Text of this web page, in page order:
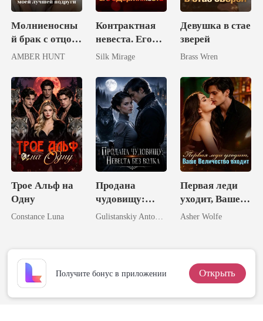
Молниеносны
й брак с отцом
моей лучшей
AMBER HUNT
Контрактная
невеста. Его
одержимость
Silk Mirage
Девушка в стае
зверей
Brass Wren
Трое Альф на
Одну
Constance Luna
Продана
чудовищу:
Невеста без
Первая леди
уходит, Ваше
Величество
Asher Wolfe
Получите бонус в приложении Открыть